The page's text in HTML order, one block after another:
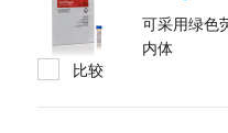
可采用绿色
内体
比较